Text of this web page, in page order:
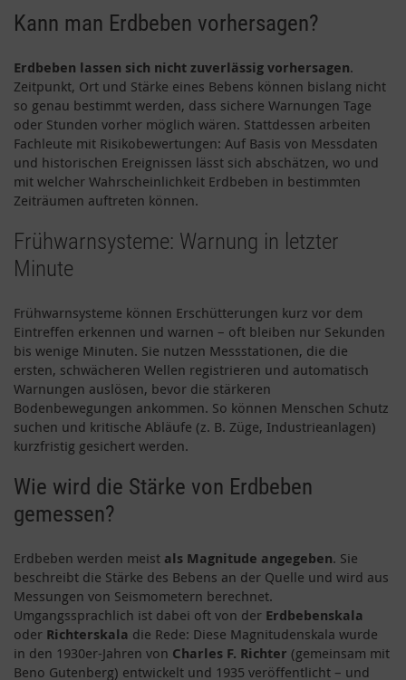
Kann man Erdbeben vorhersagen?
Erdbeben lassen sich nicht zuverlässig vorhersagen.
Zeitpunkt, Ort und Stärke eines Bebens können bislang nicht
so genau bestimmt werden, dass sichere Warnungen Tage
oder Stunden vorher möglich wären. Stattdessen arbeiten
Fachleute mit Risikobewertungen: Auf Basis von Messdaten
und historischen Ereignissen lässt sich abschätzen, wo und
mit welcher Wahrscheinlichkeit Erdbeben in bestimmten
Zeiträumen auftreten können.
Frühwarnsysteme: Warnung in letzter
Minute
Frühwarnsysteme können Erschütterungen kurz vor dem
Eintreffen erkennen und warnen – oft bleiben nur Sekunden
bis wenige Minuten. Sie nutzen Messstationen, die die
ersten, schwächeren Wellen registrieren und automatisch
Warnungen auslösen, bevor die stärkeren
Bodenbewegungen ankommen. So können Menschen Schutz
suchen und kritische Abläufe (z. B. Züge, Industrieanlagen)
kurzfristig gesichert werden.
Wie wird die Stärke von Erdbeben
gemessen?
Erdbeben werden meist als Magnitude angegeben. Sie
beschreibt die Stärke des Bebens an der Quelle und wird aus
Messungen von Seismometern berechnet.
Umgangssprachlich ist dabei oft von der Erdbebenskala
oder Richterskala die Rede: Diese Magnitudenskala wurde
in den 1930er-Jahren von Charles F. Richter (gemeinsam mit
Beno Gutenberg) entwickelt und 1935 veröffentlicht – und